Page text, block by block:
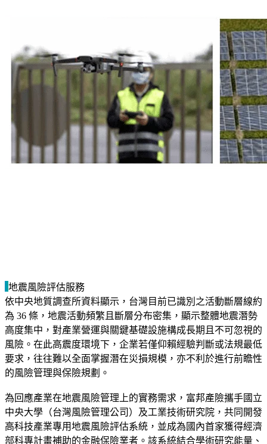
地震風險評估服務
依中央地質調查所資料顯示，台灣目前已識別之活動斷層線約
為 36 條，地震活動頻繁且斷層分布密集，顯示整體地震潛勢
高度集中，對產業營運與關鍵基礎設施構成長期且不可忽視的
風險。在此高震度環境下，企業若僅仰賴經驗判斷或法規最低
要求，往往難以全面掌握潛在災損規模，亦不利於進行前瞻性
的風險管理與保險規劃。
為回應產業在地震風險管理上的實務需求，富邦產險攜手國立
中央大學（台灣風險管理公司）及工業技術研究院，共同開發
高科技產業專用地震風險評估系統，並成為國內首家獲得經濟
部科專計畫補助的金融保險業者。該系統結合學術研究能量、